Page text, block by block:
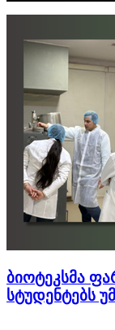
ბიოტეკსმა
სტუდენტებს